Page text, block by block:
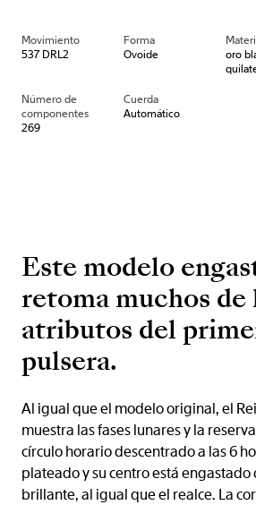
Movimiento
537 DRL2
Forma
Ovoide
oro
Número de
componentes
269
Cuerda
Automático
Este modelo
retoma muchos de
atributos del
pulsera.
Al igual que el modelo original, el
muestra las fases lunares y la
círculo horario descentrado a las 6
plateado y su centro está
brillante, al igual que el realce. La